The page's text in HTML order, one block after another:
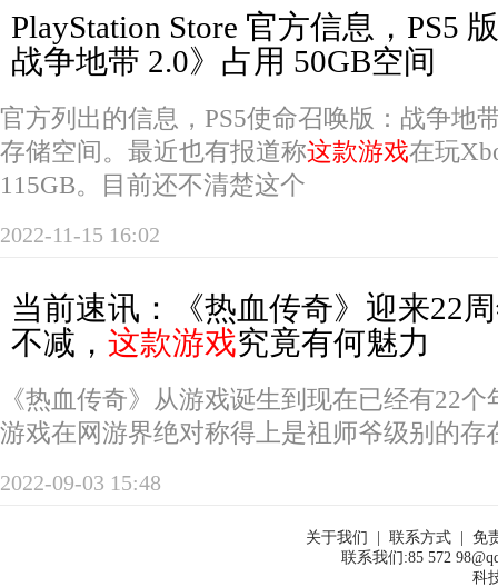
PlayStation Store 官方信息，PS5
战争地带 2.0》占用 50GB空间
官方列出的信息，PS5使命召唤版：战争地
存储空间。最近也有报道称这款游戏在玩
115GB。目前还不清楚这个
2022-11-15 16:02
当前速讯：《热血传奇》迎来22
不减， 这款游戏究竟有何魅力
《热血传奇》从游戏诞生到现在已经有22
游戏在网游界绝对称得上是祖师爷级别的存
2022-09-03 15:48
关于我们 | 联系方式 | 免
联系我们:85 572
科